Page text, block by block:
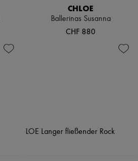
CHLOE
Ballerinas Susanna
CHF 880